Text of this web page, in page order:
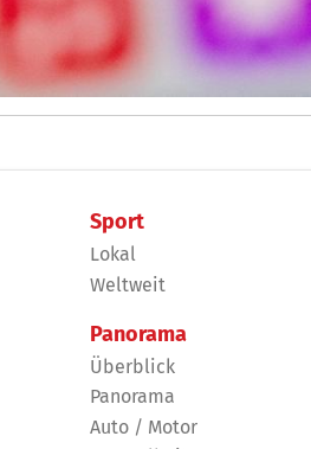
Sport
Lokal
Weltweit
Panorama
Überblick
Panorama
Auto / Motor